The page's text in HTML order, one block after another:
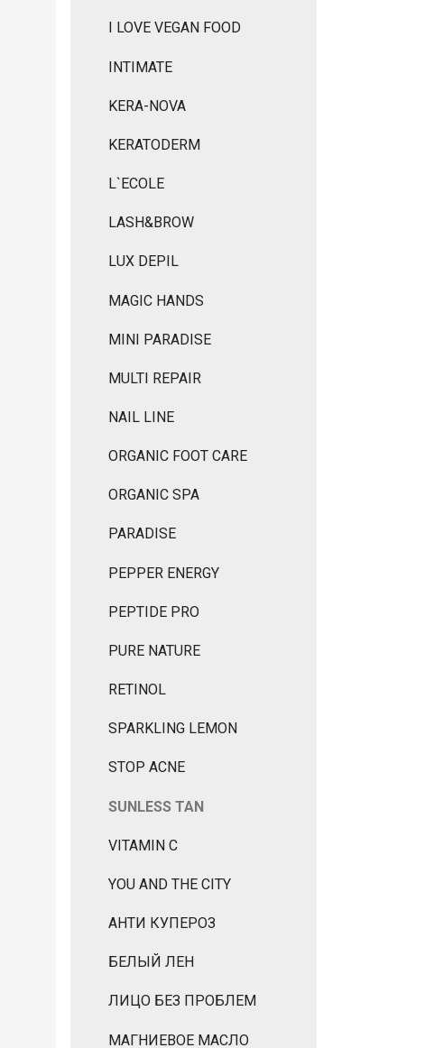
I LOVE VEGAN FOOD
INTIMATE
KERA-NOVA
KERATODERM
L`ECOLE
LASH&BROW
LUX DEPIL
MAGIC HANDS
MINI PARADISE
MULTI REPAIR
NAIL LINE
ORGANIC FOOT CARE
ORGANIC SPA
PARADISE
PEPPER ENERGY
PEPTIDE PRO
PURE NATURE
RETINOL
SPARKLING LEMON
STOP ACNE
SUNLESS TAN
VITAMIN C
YOU AND THE CITY
АНТИ КУПЕРОЗ
БЕЛЫЙ ЛЕН
ЛИЦО БЕЗ ПРОБЛЕМ
МАГНИЕВОЕ МАСЛО